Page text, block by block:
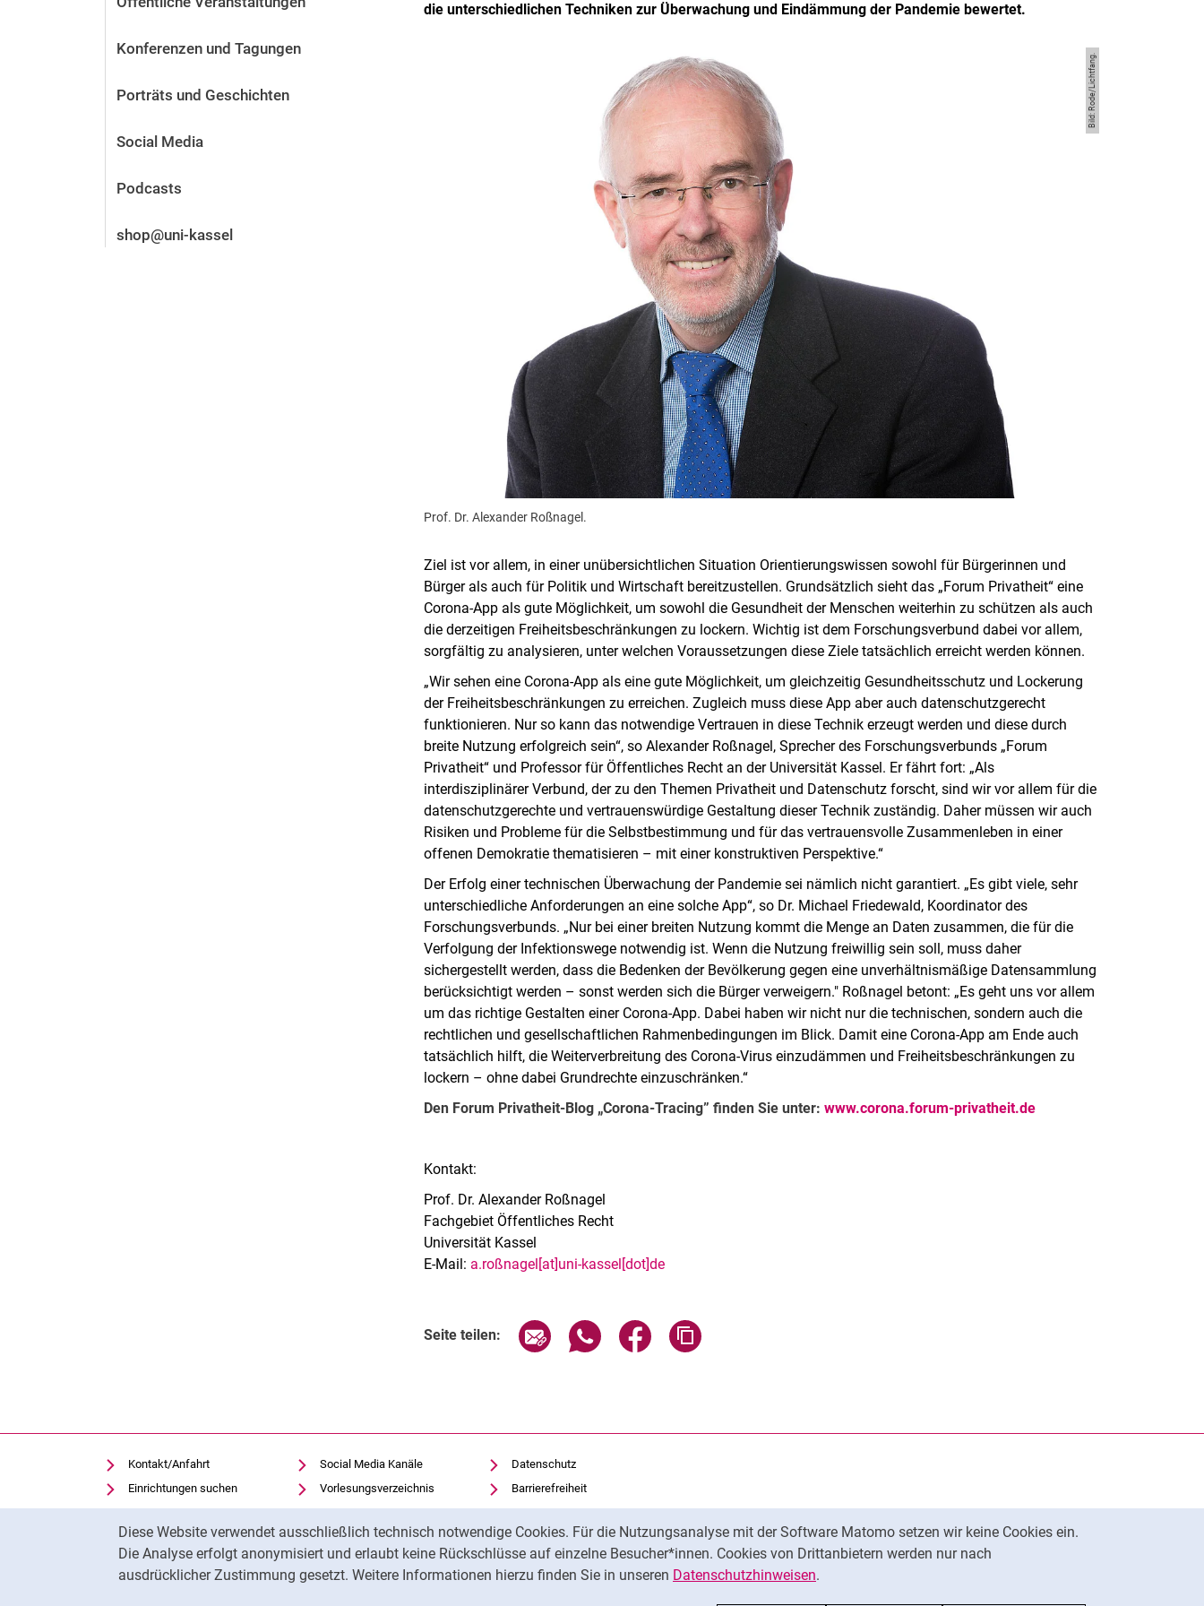
Diese Website verwendet ausschließlich technisch notwendige Cookies. Für die Nutzungsanalyse mit der Software Matomo setzen wir keine Cookies ein.
Die Analyse erfolgt anonymisiert und erlaubt keine Rückschlüsse auf einzelne Besucher*innen. Cookies von Drittanbietern werden nur nach
ausdrücklicher Zustimmung gesetzt. Weitere Informationen hierzu finden Sie in unseren Datenschutzhinweisen.
Stellenangebote
Alum­ni und Freunde
Kontakt und Standorte
Konferenzen und Tagungen
Porträts und Geschichten
Social Media
Podcasts
shop@uni-kassel
die unterschiedlichen Techniken zur Überwachung und Eindämmung der Pandemie bewertet.
Bild: Rode/Lichtfang.
Prof. Dr. Alexander Roßnagel.
Ziel ist vor allem, in einer unübersichtlichen Situation Orientierungswissen sowohl für Bürgerinnen und
Bürger als auch für Politik und Wirtschaft bereitzustellen. Grundsätzlich sieht das „Forum Privatheit“ eine
Corona-App als gute Möglichkeit, um sowohl die Gesundheit der Menschen weiterhin zu schützen als auch
die derzeitigen Freiheitsbeschränkungen zu lockern. Wichtig ist dem Forschungsverbund dabei vor allem,
sorgfältig zu analysieren, unter welchen Voraussetzungen diese Ziele tatsächlich erreicht werden können.
„Wir sehen eine Corona-App als eine gute Möglichkeit, um gleichzeitig Gesundheitsschutz und Lockerung
der Freiheitsbeschränkungen zu erreichen. Zugleich muss diese App aber auch datenschutzgerecht
funktionieren. Nur so kann das notwendige Vertrauen in diese Technik erzeugt werden und diese durch
breite Nutzung erfolgreich sein“, so Alexander Roßnagel, Sprecher des Forschungsverbunds „Forum
Privatheit“ und Professor für Öffentliches Recht an der Universität Kassel. Er fährt fort: „Als
interdisziplinärer Verbund, der zu den Themen Privatheit und Datenschutz forscht, sind wir vor allem für die
datenschutzgerechte und vertrauenswürdige Gestaltung dieser Technik zuständig. Daher müssen wir auch
Risiken und Probleme für die Selbstbestimmung und für das vertrauensvolle Zusammenleben in einer
offenen Demokratie thematisieren – mit einer konstruktiven Perspektive.“
Der Erfolg einer technischen Überwachung der Pandemie sei nämlich nicht garantiert. „Es gibt viele, sehr
unterschiedliche Anforderungen an eine solche App“, so Dr. Michael Friedewald, Koordinator des
Forschungsverbunds. „Nur bei einer breiten Nutzung kommt die Menge an Daten zusammen, die für die
Verfolgung der Infektionswege notwendig ist. Wenn die Nutzung freiwillig sein soll, muss daher
sichergestellt werden, dass die Bedenken der Bevölkerung gegen eine unverhältnismäßige Datensammlung
berücksichtigt werden – sonst werden sich die Bürger verweigern." Roßnagel betont: „Es geht uns vor allem
um das richtige Gestalten einer Corona-App. Dabei haben wir nicht nur die technischen, sondern auch die
rechtlichen und gesellschaftlichen Rahmenbedingungen im Blick. Damit eine Corona-App am Ende auch
tatsächlich hilft, die Weiterverbreitung des Corona-Virus einzudämmen und Freiheitsbeschränkungen zu
lockern – ohne dabei Grundrechte einzuschränken.“
Den Forum Privatheit-Blog „Corona-Tracing” finden Sie unter:www.corona.forum-privatheit.de
Kontakt:
Prof. Dr. Alexander Roßnagel
Fachgebiet Öffentliches Recht
Universität Kassel
E-Mail: a.roßnagel[at]uni-kassel[dot]de
Seite teilen: Seite über E-Mail teilen
Seite über WhatsApp teilen (externer Link, öffnet neues Fenster)
Seite über Facebook teilen (externer Link, öffnet neues Fenster)
Kontakt/Anfahrt
Einrichtungen suchen
Stellenangebote
Notfall
Cookie-Einstellungen
Social Media Kanäle
Vorlesungsverzeichnis
Moodle
Panopto
Universitätsbibliothek
Datenschutz
Barrierefreiheit
Transparenter KI-Einsatz
Impressum